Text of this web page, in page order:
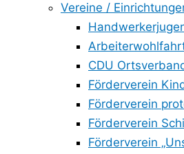
Vereine /
CDU
Förderverein
Förderverein
Förderverein
Förderverein